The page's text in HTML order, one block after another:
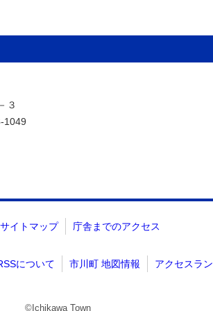
３
1049
サイトマップ 庁舎までのアクセス
について 市川町 地図情報 アクセスラ
©Ichikawa Town